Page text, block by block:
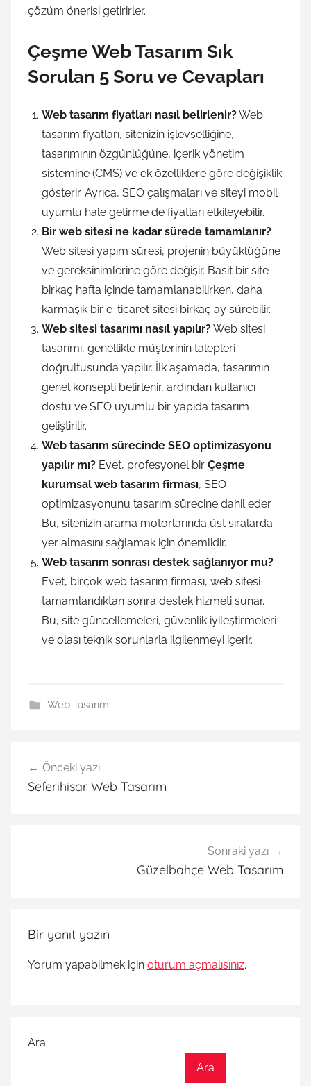
çözüm önerisi getirirler.
Çeşme Web Tasarım Sık
Sorulan 5 Soru ve Cevapları
Web tasarım fiyatları nasıl belirlenir?Web
tasarım fiyatları, sitenizin işlevselliğine,
tasarımının özgünlüğüne, içerik yönetim
sistemine (CMS) ve ek özelliklere göre değişiklik
gösterir. Ayrıca, SEO çalışmaları ve siteyi mobil
uyumlu hale getirme de fiyatları etkileyebilir.
Bir web sitesi ne kadar sürede tamamlanır?
Web sitesi yapım süresi, projenin büyüklüğüne
ve gereksinimlerine göre değişir. Basit bir site
birkaç hafta içinde tamamlanabilirken, daha
karmaşık bir e-ticaret sitesi birkaç ay sürebilir.
Web sitesi tasarımı nasıl yapılır?Web sitesi
tasarımı, genellikle müşterinin talepleri
doğrultusunda yapılır. İlk aşamada, tasarımın
genel konsepti belirlenir, ardından kullanıcı
dostu ve SEO uyumlu bir yapıda tasarım
geliştirilir.
Web tasarım sürecinde SEO optimizasyonu
yapılır mı? Evet, profesyonel bir Çeşme
kurumsal web tasarım firması, SEO
optimizasyonunu tasarım sürecine dahil eder.
Bu, sitenizin arama motorlarında üst sıralarda
yer almasını sağlamak için önemlidir.
Web tasarım sonrası destek sağlanıyor mu?
Evet, birçok web tasarım firması, web sitesi
tamamlandıktan sonra destek hizmeti sunar.
Bu, site güncellemeleri, güvenlik iyileştirmeleri
ve olası teknik sorunlarla ilgilenmeyi içerir.
Web Tasarım
gezinmesi
Önceki yazı
Seferihisar Web Tasarım
Sonraki yazı
Güzelbahçe Web Tasarım
Bir yanıt yazın
Yorum yapabilmek için oturum açmalısınız.
Ara
Ara